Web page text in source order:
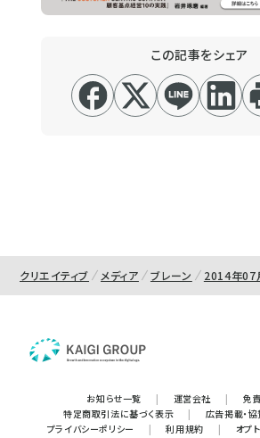
この記事をシェア
クリエイティブ メディア ブレーン 2014年07
お知らせ一覧 | 運営会社 | 免
特定商取引法に基づく表示
| 広告掲載・
プライバシーポリシー
| 利用規約 | オプ